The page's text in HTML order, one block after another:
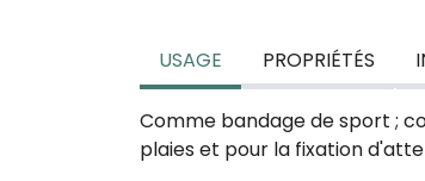
USAGE PROPRIÉTÉS
Comme bandage de sport ;
plaies et pour la fixation